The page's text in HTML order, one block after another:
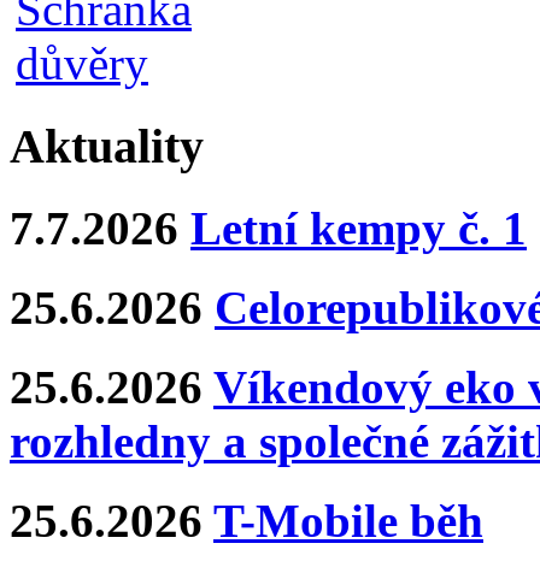
Aktuality
7.7.2026 Letní kempy č. 1
25.6.2026
25.6.2026 Víkendový eko
rozhledny a společné
25.6.2026 T-Mobile běh